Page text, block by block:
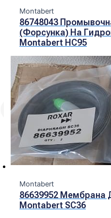
Montabert
86748043
(форсунка) На
Montabert HC95
Montabert
86639952
Montabert SC36